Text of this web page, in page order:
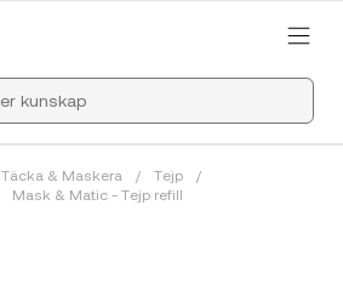
Täcka & Maskera / Tejp
/
Mask & Matic - Tejp refill